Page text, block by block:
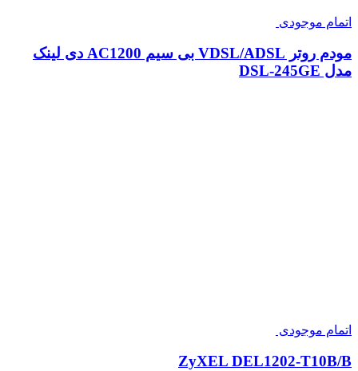
اتمام موجودی
مودم روتر VDSL/ADSL بی سیم AC1200 دی لینک
مدل DSL-245GE
اتمام موجودی
ZyXEL DEL1202-T10B/B